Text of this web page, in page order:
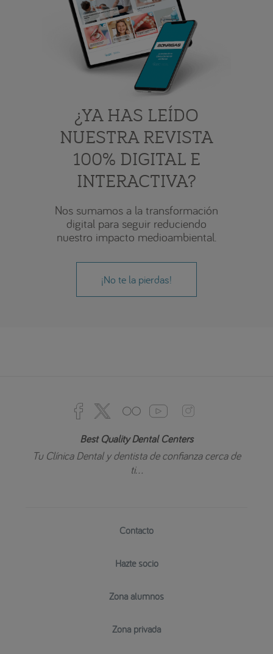
¿YA HAS LEÍDO
NUESTRA REVISTA
100% DIGITAL E
INTERACTIVA?
Nos sumamos a la transformación
digital para seguir reduciendo
nuestro impacto medioambiental.
¡No te la pierdas!
Best Quality Dental Centers
Tu Clínica Dental y dentista de confianza cerca de
ti...
Contacto
Hazte socio
Zona alumnos
Zona privada